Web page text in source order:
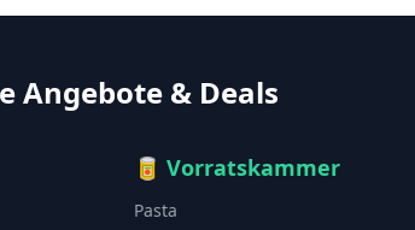
Angebote & Deals
🥫 Vorratskammer
Pasta